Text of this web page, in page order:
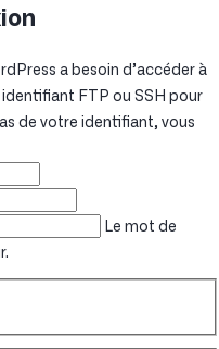
a besoin d’accéder à
identifiant FTP ou SSH pour
de votre identifiant, vous
Le mot de